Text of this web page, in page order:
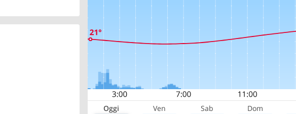
Oggi Ven Sab Dom